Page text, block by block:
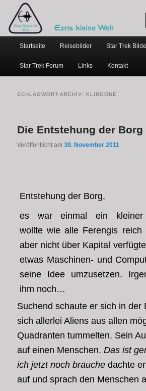
primären
Inhalt
springen
sekundären
Inhalt
springen
Ezris kleine Welt
…weil bloggen so schick ist
Hauptmenü
Startseite Reisebilder Star Trek
Star Trek Forum Links Kontakt
SCHLAGWORT-ARCHIV: KLINGONE
Die Entstehung der Borg
Veröffentlicht am30. November 2011
Entstehung der Borg,
es war einmal ein kleiner
wollte wie alle Ferengis reich
aber nicht über Kapital
etwas Maschinen- und
seine Idee umzusetzen.
ihm noch…
Suchend schaute er sich in der
sich allerlei Aliens aus allen
Quadranten tummelten. Sein
auf einen Menschen.Das ist
ich jetzt noch brauche dachte
auf und sprach den Menschen